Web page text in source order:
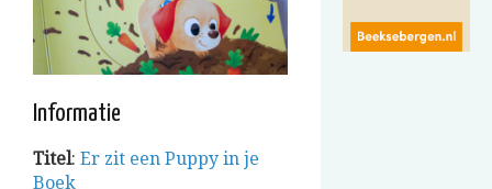
Informatie
Titel: Er zit een Puppy in je
Boek